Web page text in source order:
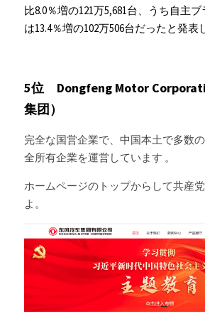
比8.0％増の121万5,681台、うち自主
は13.4％増の102万506台だったと発表
5位　Dongfeng Motor
集团）
完全な国営企業で、中国本土で多数
全所有企業を運営しています 。
ホームページのトップからして共産
よ。